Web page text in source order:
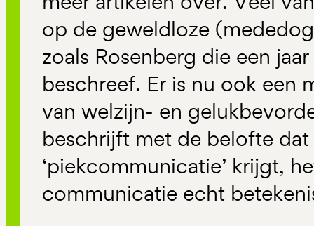
op de geweldloze
zoals Rosenberg die een
beschreef. Er is nu ook een
van welzijn- en
beschrijft met de belofte dat
‘piekcommunicatie’ krijgt,
communicatie echt